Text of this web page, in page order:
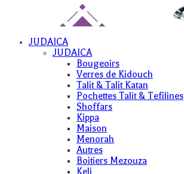
JUDAICA
JUDAICA
Bougeoirs
Verres de Kidouch
Talit & Talit Katan
Pochettes Talit & Tefilines
Shoffars
Kippa
Maison
Menorah
Autres
Boitiers Mezouza
Keli